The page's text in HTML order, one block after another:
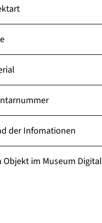
der Infomationen
Objekt im Museum Digital